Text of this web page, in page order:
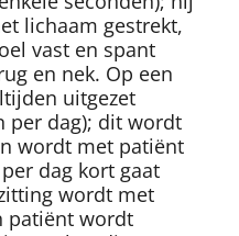
lichaam gestrekt,
vast en spant
en nek. Op een
uitgezet
per dag); dit wordt
wordt met patiënt
dag kort gaat
wordt met
patiënt wordt